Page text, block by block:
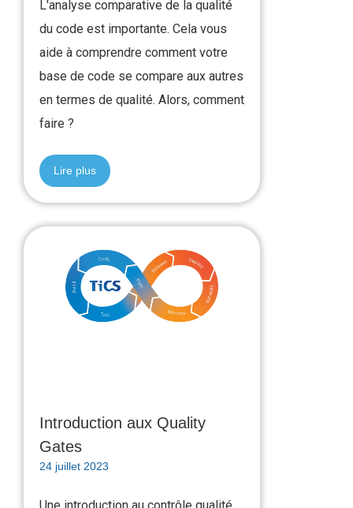
L'analyse comparative de la qualité
du code est importante. Cela vous
aide à comprendre comment votre
base de code se compare aux autres
en termes de qualité. Alors, comment
faire ?
Lire plus
Introduction aux Quality
Gates
24 juillet 2023